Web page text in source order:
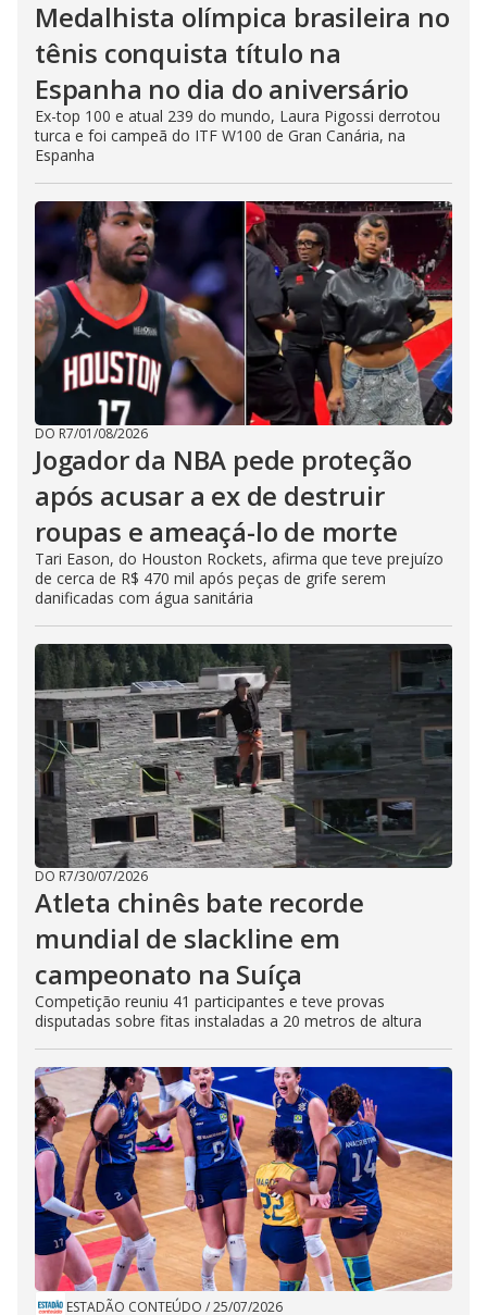
Medalhista olímpica brasileira no
tênis conquista título na
Espanha no dia do aniversário
Ex-top 100 e atual 239 do mundo, Laura Pigossi derrotou
turca e foi campeã do ITF W100 de Gran Canária, na
Espanha
DO R7/01/08/2026
Jogador da NBA pede proteção
após acusar a ex de destruir
roupas e ameaçá-lo de morte
Tari Eason, do Houston Rockets, afirma que teve prejuízo
de cerca de R$ 470 mil após peças de grife serem
danificadas com água sanitária
DO R7/30/07/2026
Atleta chinês bate recorde
mundial de slackline em
campeonato na Suíça
Competição reuniu 41 participantes e teve provas
disputadas sobre fitas instaladas a 20 metros de altura
ESTADÃO CONTEÚDO /25/07/2026